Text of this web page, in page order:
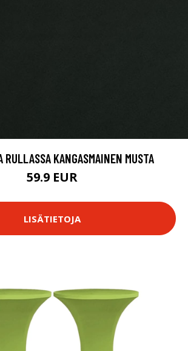
RULLASSA KANGASMAINEN MUSTA
59.9 EUR
LISÄTIETOJA